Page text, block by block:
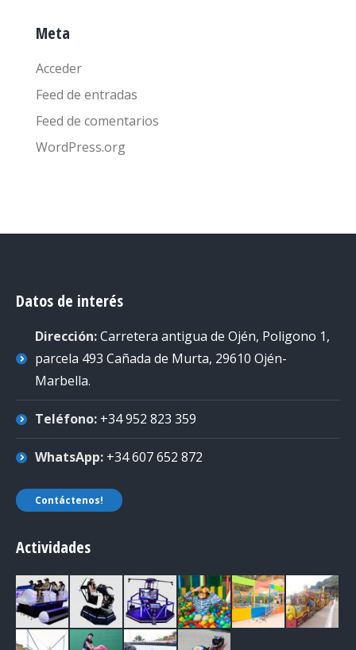
Meta
Acceder
Feed de entradas
Feed de comentarios
WordPress.org
Datos de interés
Dirección:Carretera antigua de Ojén, Poligono 1,
parcela 493 Cañada de Murta, 29610 Ojén-
Marbella.
Teléfono: +34 952 823 359
WhatsApp: +34 607 652 872
Contáctenos!
Actividades